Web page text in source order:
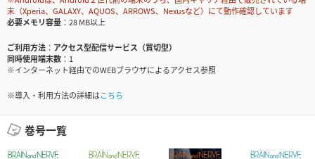
末（Xperia、GALAXY、AQUOS、ARROWS、Nexusなど）にて動作確認しています
必要メモリ容量
28 MB以上
ご利用方法
アクセス型配信サービス（買切型）
同時使用端末数
1
※インターネット経由でのWEBブラウザによるアクセス参照
※導入・利用方法の詳細はこちら
巻号一覧